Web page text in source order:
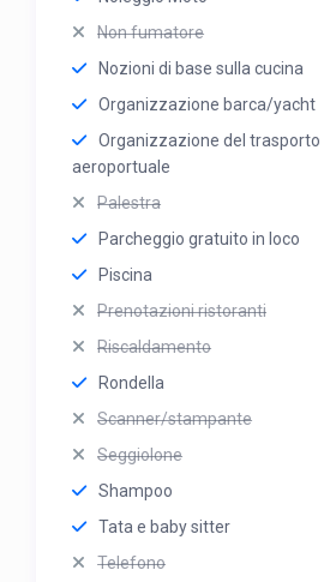
Non fumatore
Nozioni di base sulla cucina
Organizzazione barca/yacht
Organizzazione del trasporto
aeroportuale
Palestra
Parcheggio gratuito in loco
Piscina
Prenotazioni ristoranti
Riscaldamento
Rondella
Scanner/stampante
Seggiolone
Shampoo
Tata e baby sitter
Telefono